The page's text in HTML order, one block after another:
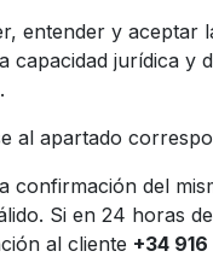
entender y
jurídica
al apartado
confirmación del
Si en 24 horas
al cliente +34